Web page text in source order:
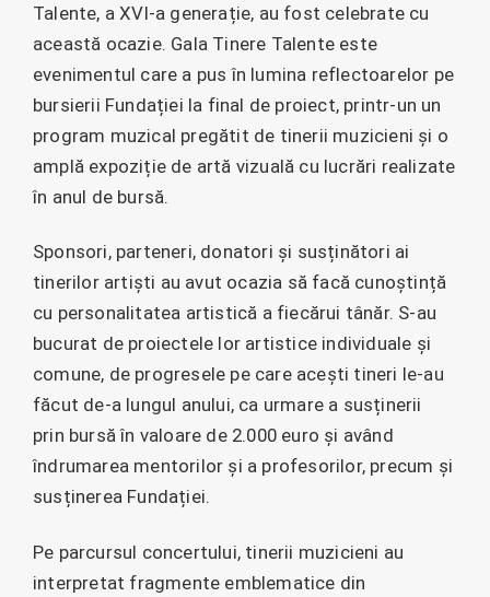
Talente, a XVI-a generație, au fost celebrate cu
această ocazie. Gala Tinere Talente este
evenimentul care a pus în lumina reflectoarelor pe
bursierii Fundației la final de proiect, printr-un un
program muzical pregătit de tinerii muzicieni și o
amplă expoziție de artă vizuală cu lucrări realizate
în anul de bursă.
Sponsori, parteneri, donatori și susținători ai
tinerilor artiști au avut ocazia să facă cunoștință
cu personalitatea artistică a fiecărui tânăr. S-au
bucurat de proiectele lor artistice individuale și
comune, de progresele pe care acești tineri le-au
făcut de-a lungul anului, ca urmare a susținerii
prin bursă în valoare de 2.000 euro și având
îndrumarea mentorilor și a profesorilor, precum și
susținerea Fundației.
Pe parcursul concertului, tinerii muzicieni au
interpretat fragmente emblematice din